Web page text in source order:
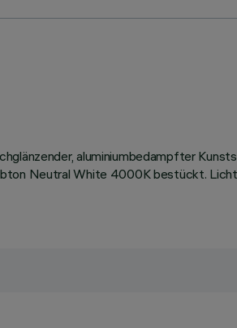
aluminiumbedampfter
Neutral White 4000K bestückt.